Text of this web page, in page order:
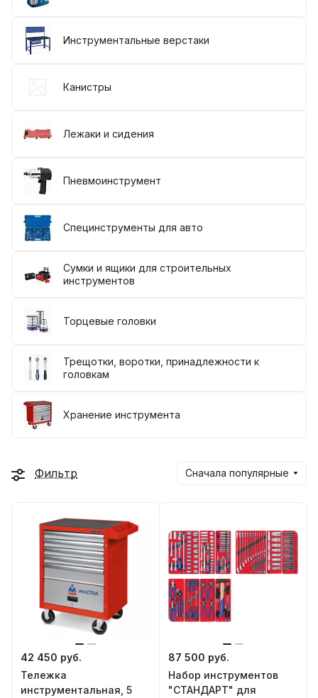
Инструментальные верстаки
Канистры
Лежаки и сидения
Пневмоинструмент
Специнструменты для авто
Сумки и ящики для строительных
инструментов
Торцевые головки
Трещотки, воротки, принадлежности к
головкам
Хранение инструмента
Фильтр Сначала популярные
42 450 руб.
Тележка
инструментальная, 5
87 500 руб.
Набор инструментов
"СТАНДАРТ" для